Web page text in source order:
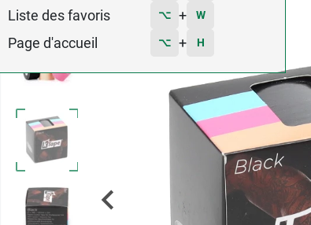
Liste des favoris ⌥ + W
Page d'accueil ⌥ + H
5